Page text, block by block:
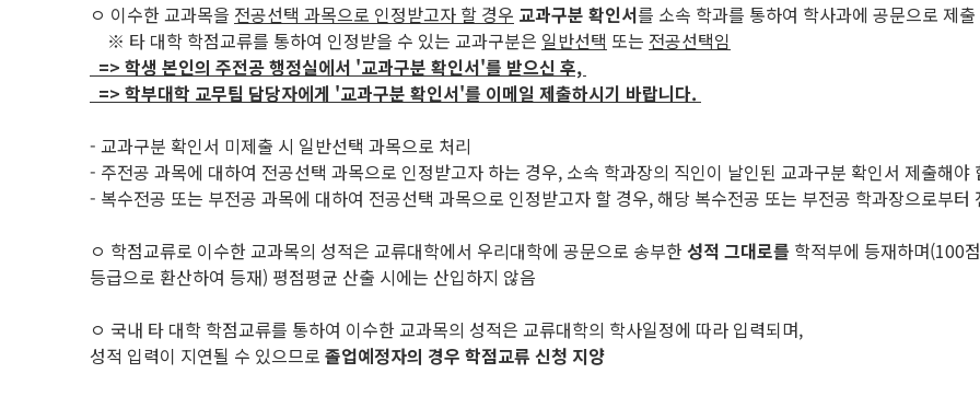
ㅇ 이수한 교과목을 전공선택 과목으로 인정받고자 할 경우 교과구분 확인서를 소속 학과를 통하여 학사과에 공문으로 제출
※ 타 대학 학점교류를 통하여 인정받을 수 있는 교과구분은 일반선택 또는 전공선택임
=> 학생 본인의 주전공 행정실에서 '교과구분 확인서'를 받으신 후,
=> 학부대학 교무팀 담당자에게 '교과구분 확인서'를 이메일 제출하시기 바랍니다.
- 교과구분 확인서 미제출 시 일반선택 과목으로 처리
- 주전공 과목에 대하여 전공선택 과목으로 인정받고자 하는 경우, 소속 학과장의 직인이 날인된 교과구분 확인서 제출해야
- 복수전공 또는 부전공 과목에 대하여 전공선택 과목으로 인정받고자 할 경우, 해당 복수전공 또는 부전공 학과장으로부
ㅇ 학점교류로 이수한 교과목의 성적은 교류대학에서 우리대학에 공문으로 송부한성적 그대로를 학적부에 등재하며(100
등급으로 환산하여 등재) 평점평균 산출 시에는 산입하지 않음
ㅇ 국내 타 대학 학점교류를 통하여 이수한 교과목의 성적은 교류대학의 학사일정에 따라 입력되며,
성적 입력이 지연될 수 있으므로 졸업예정자의 경우 학점교류 신청 지양